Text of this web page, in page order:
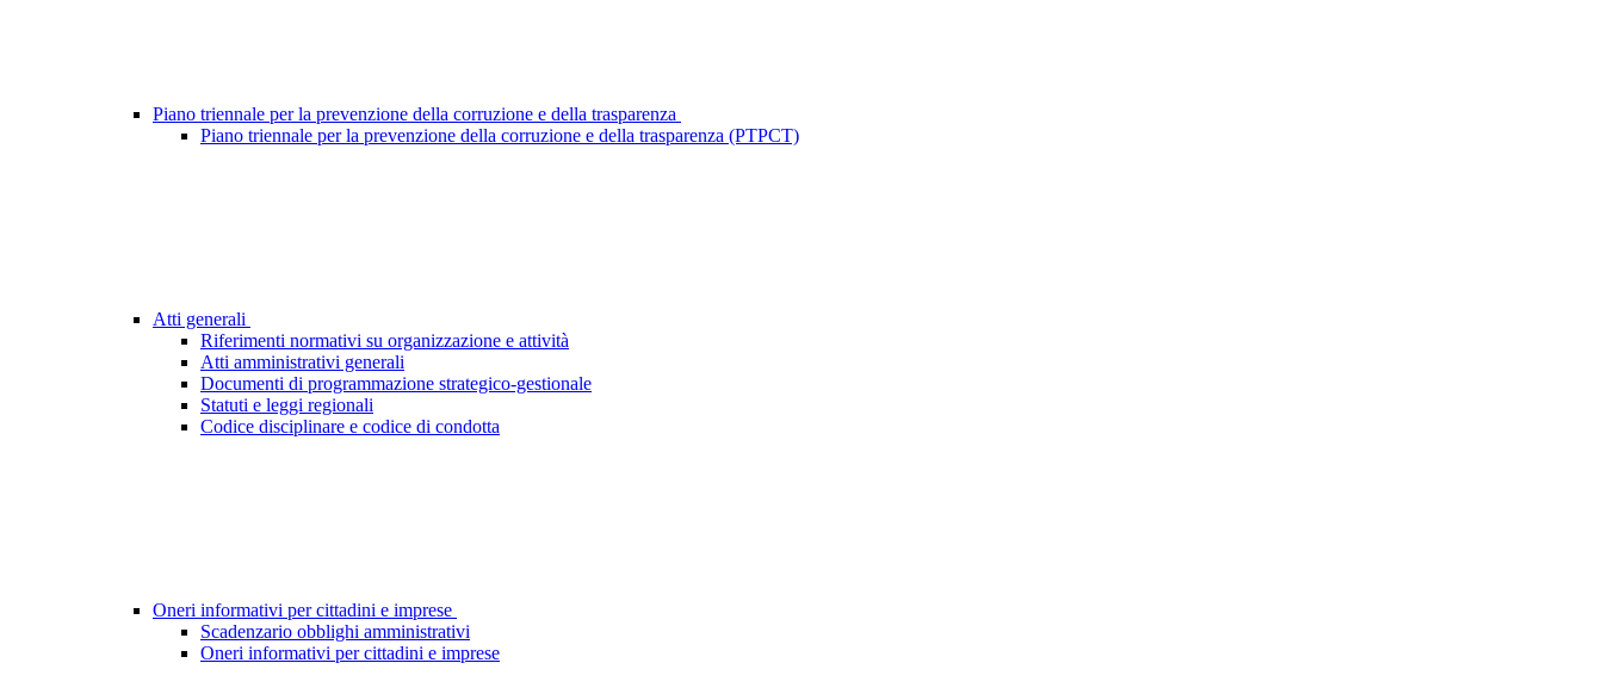
Piano triennale per la prevenzione della corruzione e della trasparenza
Piano triennale per la prevenzione della corruzione e della trasparenza (PTPCT)
Atti generali
Riferimenti normativi su organizzazione e attività
Atti amministrativi generali
Documenti di programmazione strategico-gestionale
Statuti e leggi regionali
Codice disciplinare e codice di condotta
Oneri informativi per cittadini e imprese
Scadenzario obblighi amministrativi
Oneri informativi per cittadini e imprese